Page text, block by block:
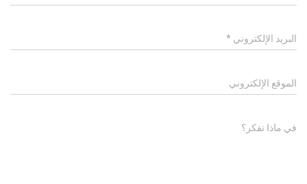
البريد الإلكتروني *
الموقع الإلكتروني
في ماذا تفكر؟